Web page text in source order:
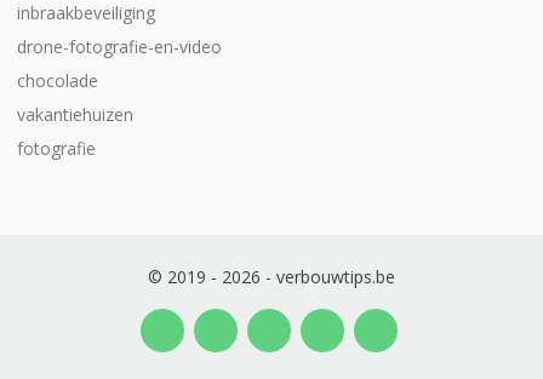
inbraakbeveiliging
drone-fotografie-en-video
chocolade
vakantiehuizen
fotografie
© 2019 - 2026 - verbouwtips.be